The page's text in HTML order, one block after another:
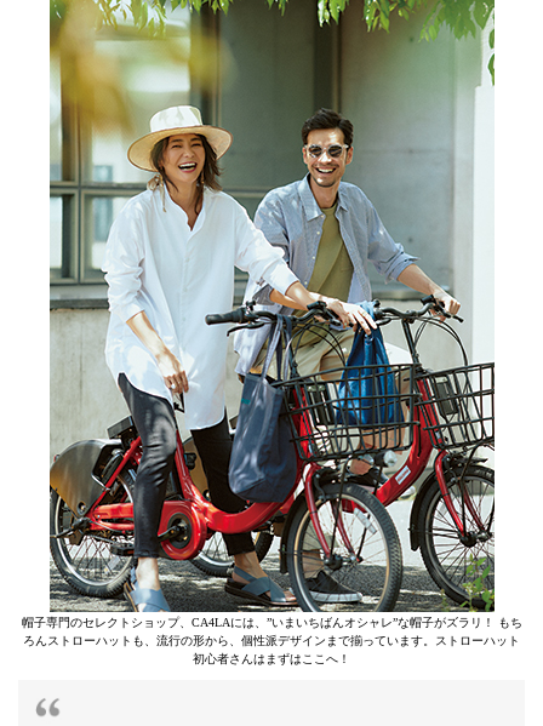
帽子専門のセレクトショップ、CA4LAには、”いまいちばんオシャレ”な帽子がズラリ！ もち
ろんストローハットも、流行の形から、個性派デザインまで揃っています。ストローハット
初心者さんはまずはここへ！